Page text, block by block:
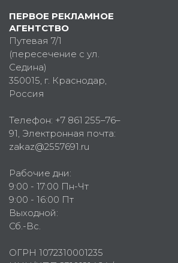
ПЕРВОЕ РЕКЛАМНОЕ
АГЕНТСТВО
Путевая 7/1
(пересечение с ул.
Седина)
350015, г. Краснодар,
Россия
Телефон: +7 861 255–76–
91, Электронная почта:
zakaz@2557691.ru
Рабочие дни:
9:00 - 17:00 Пн-Чт
9:00 - 16:00 Пт
Выходной:
Сб.-Вс.
ОГРН 1072310001235